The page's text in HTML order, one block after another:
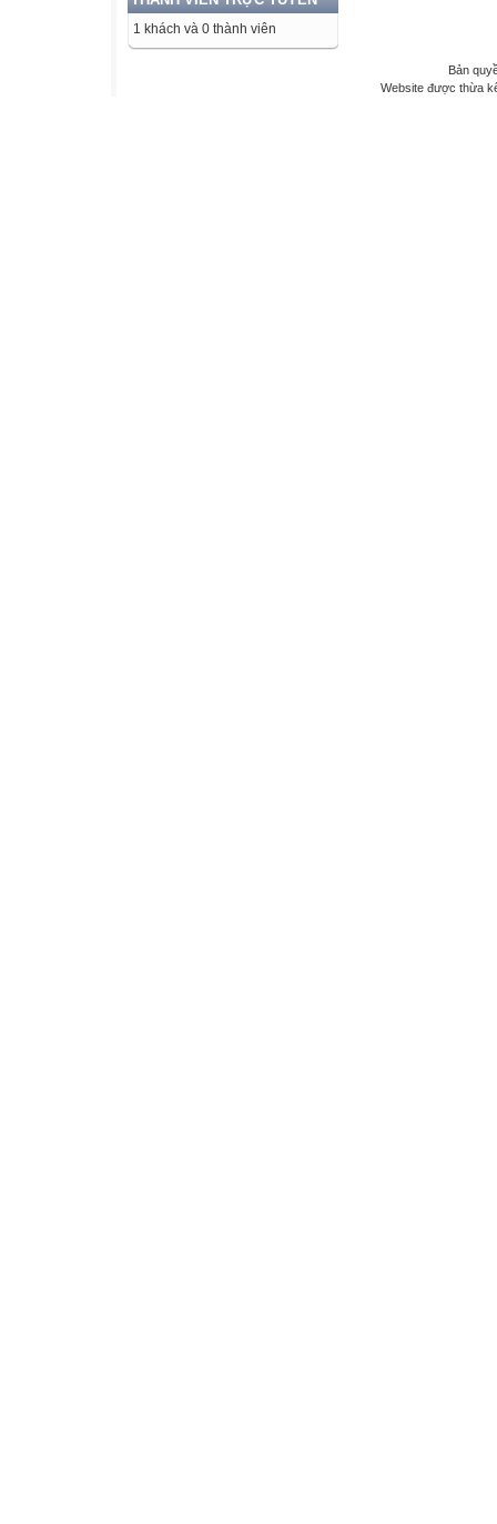
1 khách và 0 thành viên
Bản
Website được thừa